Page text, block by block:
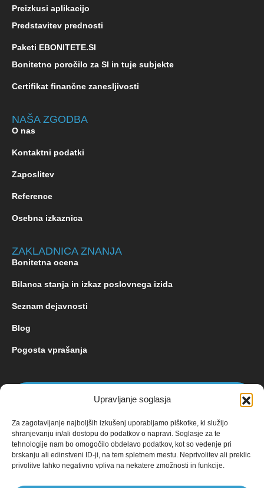
Upravljanje soglasja
Za zagotavljanje najboljših izkušenj uporabljamo piškotke, ki služijo
shranjevanju in/ali dostopu do podatkov o napravi. Soglasje za te
tehnologije nam bo omogočilo obdelavo podatkov, kot so vedenje pri
brskanju ali edinstveni ID-ji, na tem spletnem mestu. Neprivolitev ali preklic
privolitve lahko negativno vpliva na nekatere zmožnosti in funkcije.
Preizkusi aplikacijo
Predstavitev prednosti
Paketi EBONITETE.SI
Bonitetno poročilo za SI in tuje subjekte
Certifikat finančne zanesljivosti
NAŠA ZGODBA
O nas
Kontaktni podatki
Zaposlitev
Reference
Osebna izkaznica
ZAKLADNICA ZNANJA
Bonitetna ocena
Bilanca stanja in izkaz poslovnega izida
Seznam dejavnosti
Blog
Pogosta vprašanja
Povpraševanje
Aplikacija EBONITETE.SI prikazuje podatke iz virov, ki so javno